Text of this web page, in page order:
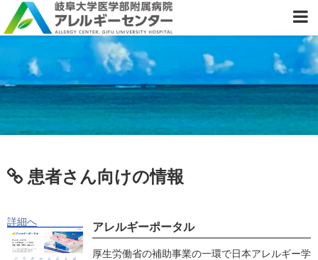
患者さん向けの情報
詳細へ アレルギーポータル
厚生労働省の補助事業の一環で日本アレルギー学